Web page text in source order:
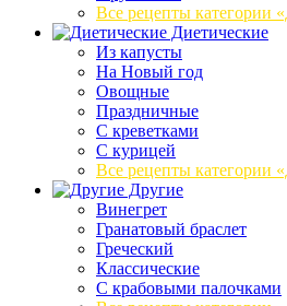
Все рецепты категории
Диетические
Из капусты
На Новый год
Овощные
Праздничные
С креветками
С курицей
Все рецепты категории
Другие
Винегрет
Гранатовый браслет
Греческий
Классические
С крабовыми палочками